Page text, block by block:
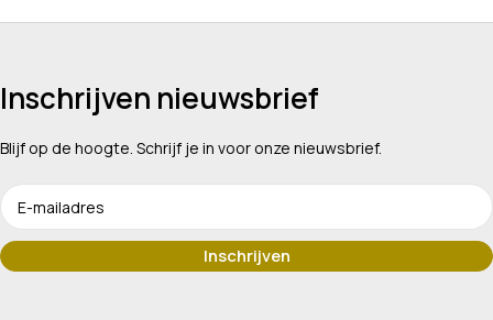
Inschrijven nieuwsbrief
Blijf op de hoogte. Schrijf je in voor onze nieuwsbrief.